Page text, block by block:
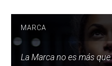
MARCA
La Marca no es más